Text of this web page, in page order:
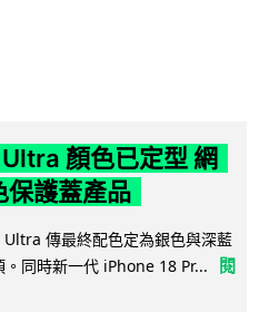
顏色已定型 網
保護蓋產品
傳最終配色定為銀色與深藍
同時新一代 iPhone 18 Pr...
閱